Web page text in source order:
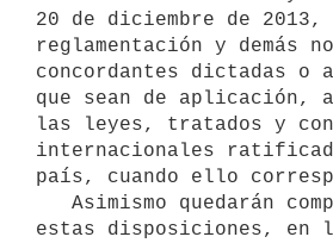
20 de diciembre de
reglamentación y demás
concordantes dictadas o
que sean de aplicación,
las leyes, tratados y
internacionales
país, cuando ello
estas disposiciones, en